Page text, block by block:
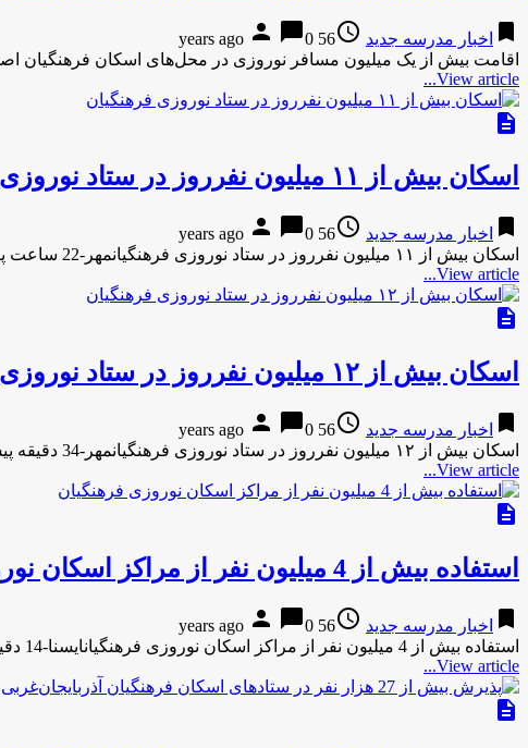
bookmark اخبار مدرسه جدید access_time
56 years ago
person chat_bubble0
اقامت بیش از یک میلیون مسافر نوروزی در محل‌های اسکان فرهنگیان اصفهانباشگاه خبرنگاران-19
View article...
description
اسکان بیش از ۱۱ میلیون نفرروز در ستاد نوروزی فرهنگیان
bookmark اخبار مدرسه جدید access_time
56 years ago
person chat_bubble0
اسکان بیش از ۱۱ میلیون نفرروز در ستاد نوروزی فرهنگیانمهر-22 ساعت پیش اسکان بیش از ۱۱ میلیون نفرروز در ستاد …
View article...
description
اسکان بیش از ۱۲ میلیون نفرروز در ستاد نوروزی فرهنگیان
bookmark اخبار مدرسه جدید access_time
56 years ago
person chat_bubble0
اسکان بیش از ۱۲ میلیون نفرروز در ستاد نوروزی فرهنگیانمهر-34 دقیقه پیش اسکان بیش از ۱۲ میلیون نفرروز در ستاد …
View article...
description
استفاده بیش از 4 میلیون نفر از مراکز اسکان نوروزی فرهنگیان
bookmark اخبار مدرسه جدید access_time
56 years ago
person chat_bubble0
استفاده بیش از 4 میلیون نفر از مراکز اسکان نوروزی فرهنگیانایسنا-14 دقیقه پیش استفاده بیش از 4 میلیون نفر از …
View article...
description